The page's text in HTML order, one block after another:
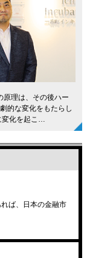
原理は、その後ハー
的な変化をもたらし
化を起こ…
れば、日本の金融市